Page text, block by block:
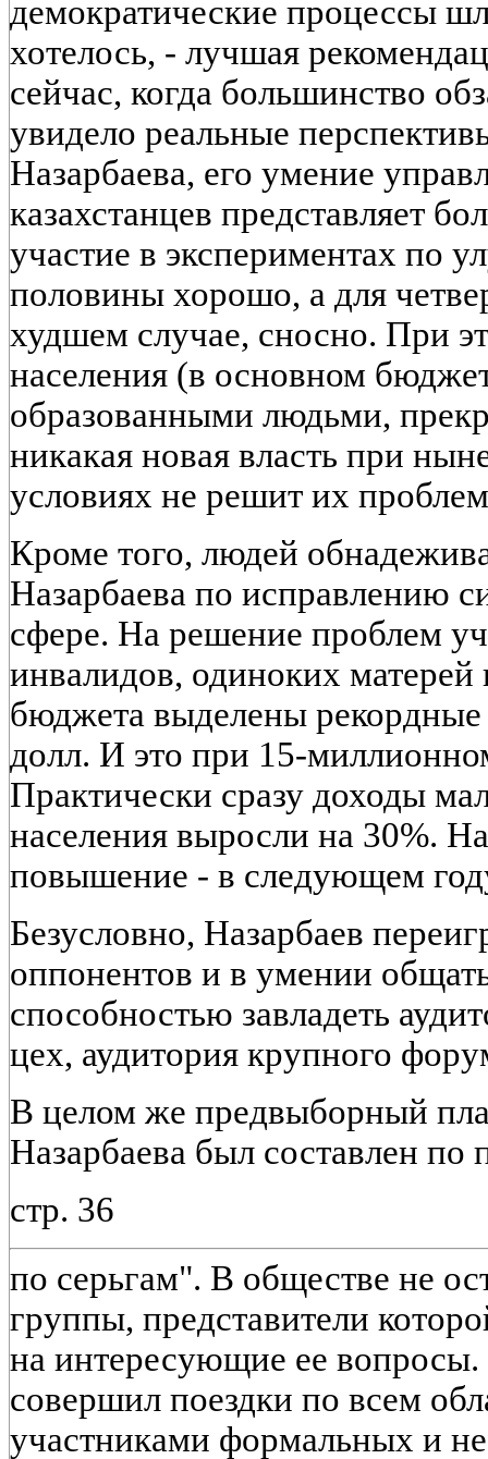
демократические процессы
хотелось, - лучшая
сейчас, когда большинство
увидело реальные
Назарбаева, его умение
казахстанцев представляет
участие в экспериментах по
половины хорошо, а для
худшем случае, сносно. При
населения (в основном
образованными людьми,
никакая новая власть при
условиях не решит их
Кроме того, людей
Назарбаева по исправлению
сфере. На решение проблем
инвалидов, одиноких матерей
бюджета выделены рекордные
долл. И это при 15-
Практически сразу доходы
населения выросли на 30%.
повышение - в следующем
Безусловно, Назарбаев
оппонентов и в умении
способностью завладеть
цех, аудитория крупного
В целом же предвыборный
Назарбаева был составлен
стр. 36
по серьгам". В обществе не
группы, представители
на интересующие ее вопросы.
совершил поездки по всем
участниками формальных и